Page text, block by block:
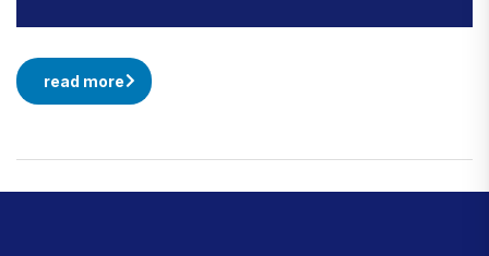
read more